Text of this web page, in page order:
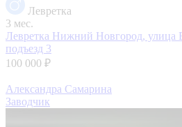
Левретка
3 мес.
Левретка Нижний Новгород, улица
подъезд 3
100 000 ₽
Александра Самарина
Заводчик